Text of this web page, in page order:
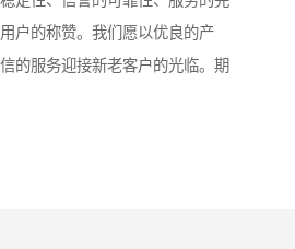
户的称赞。我们愿以优良的产
的服务迎接新老客户的光临。期